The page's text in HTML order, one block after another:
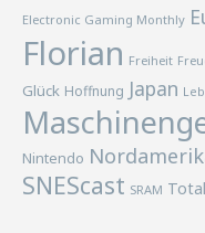
Electronic Gaming Monthly
Florian Freiheit
Glück Hoffnung Japan
Nintendo
SNEScast SRAM